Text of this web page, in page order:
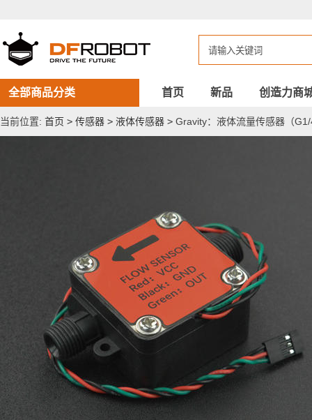
流
量
传
感
器
（G1/4）
全部商品分类 首页 新品 创造力商
当前位置: 首页 > 传感器 > 液体传感器 > Gravity：液体流量传感器（